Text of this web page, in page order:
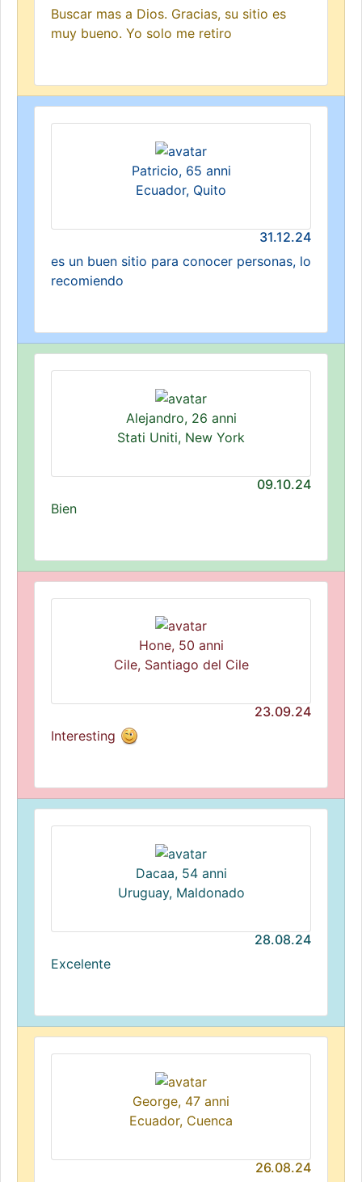
Buscar mas a Dios. Gracias, su sitio es
muy bueno. Yo solo me retiro
Patricio, 65 anni
Ecuador, Quito
31.12.24
es un buen sitio para conocer personas, lo
recomiendo
Alejandro, 26 anni
Stati Uniti, New York
09.10.24
Bien
Hone, 50 anni
Cile, Santiago del Cile
23.09.24
Interesting
Dacaa, 54 anni
Uruguay, Maldonado
28.08.24
Excelente
George, 47 anni
Ecuador, Cuenca
26.08.24